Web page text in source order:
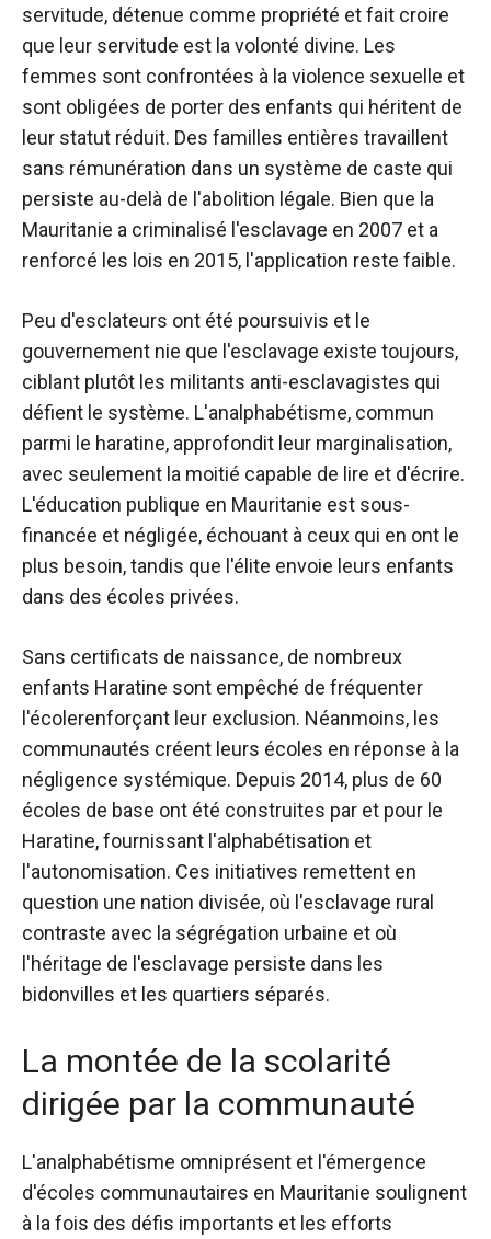
servitude, détenue comme propriété et fait croire
que leur servitude est la volonté divine. Les
femmes sont confrontées à la violence sexuelle et
sont obligées de porter des enfants qui héritent de
leur statut réduit. Des familles entières travaillent
sans rémunération dans un système de caste qui
persiste au-delà de l'abolition légale. Bien que la
Mauritanie a criminalisé l'esclavage en 2007 et a
renforcé les lois en 2015, l'application reste faible.
Peu d'esclateurs ont été poursuivis et le
gouvernement nie que l'esclavage existe toujours,
ciblant plutôt les militants anti-esclavagistes qui
défient le système. L'analphabétisme, commun
parmi le haratine, approfondit leur marginalisation,
avec seulement la moitié capable de lire et d'écrire.
L'éducation publique en Mauritanie est sous-
financée et négligée, échouant à ceux qui en ont le
plus besoin, tandis que l'élite envoie leurs enfants
dans des écoles privées.
Sans certificats de naissance, de nombreux
enfants Haratine sont empêché de fréquenter
l'écolerenforçant leur exclusion. Néanmoins, les
communautés créent leurs écoles en réponse à la
négligence systémique. Depuis 2014, plus de 60
écoles de base ont été construites par et pour le
Haratine, fournissant l'alphabétisation et
l'autonomisation. Ces initiatives remettent en
question une nation divisée, où l'esclavage rural
contraste avec la ségrégation urbaine et où
l'héritage de l'esclavage persiste dans les
bidonvilles et les quartiers séparés.
La montée de la scolarité
dirigée par la communauté
L'analphabétisme omniprésent et l'émergence
d'écoles communautaires en Mauritanie soulignent
à la fois des défis importants et les efforts